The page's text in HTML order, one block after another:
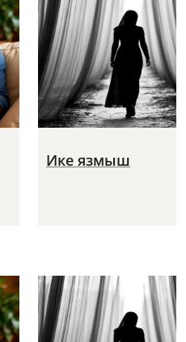
Ике язмыш